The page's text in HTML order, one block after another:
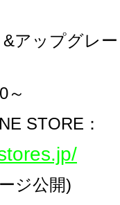
&アップグレ
～
STORE ：
ジ公開)